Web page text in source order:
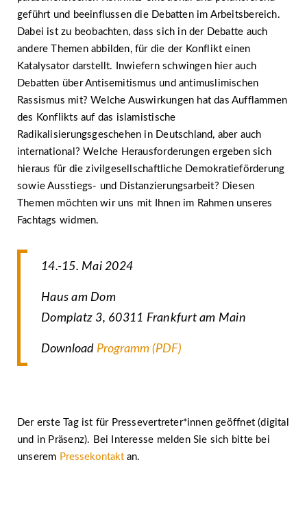
geführt und beeinflussen die Debatten im Arbeitsbereich.
Dabei ist zu beobachten, dass sich in der Debatte auch
andere Themen abbilden, für die der Konflikt einen
Katalysator darstellt. Inwiefern schwingen hier auch
Debatten über Antisemitismus und antimuslimischen
Rassismus mit? Welche Auswirkungen hat das Aufflammen
des Konflikts auf das islamistische
Radikalisierungsgeschehen in Deutschland, aber auch
international? Welche Herausforderungen ergeben sich
hieraus für die zivilgesellschaftliche Demokratieförderung
sowie Ausstiegs- und Distanzierungsarbeit? Diesen
Themen möchten wir uns mit Ihnen im Rahmen unseres
Fachtags widmen.
14.-15. Mai 2024
Haus am Dom
Domplatz 3, 60311 Frankfurt am Main
Download Programm (PDF)
Der erste Tag ist für Pressevertreter*innen geöffnet (digital
und in Präsenz). Bei Interesse melden Sie sich bitte bei
unserem Pressekontaktan.